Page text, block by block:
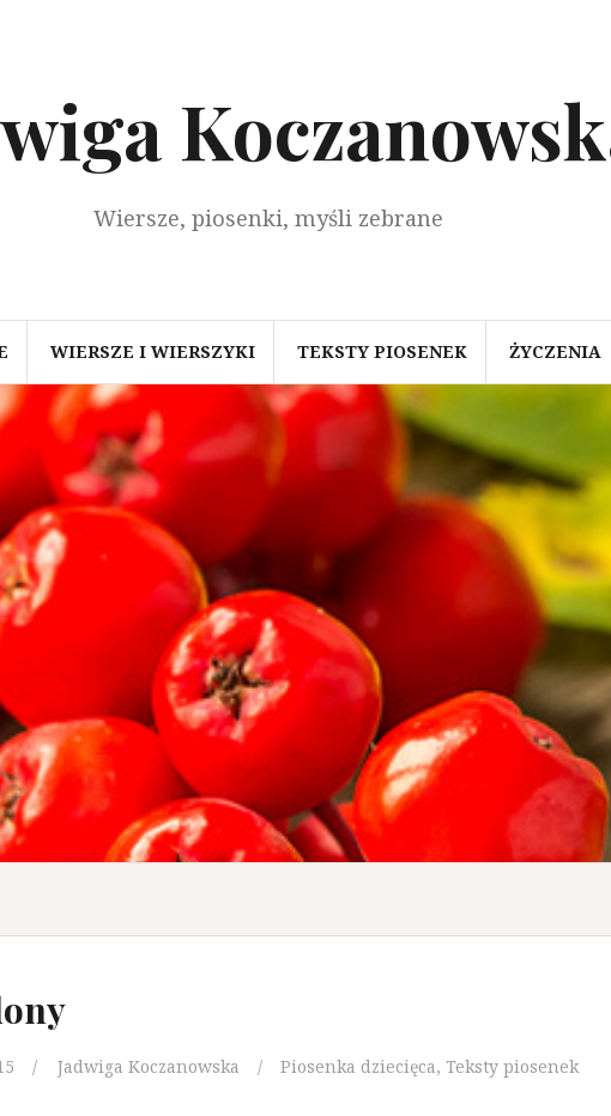
Wiersze, piosenki, myśli zebrane
WIERSZE I WIERSZYKI TEKSTY PIOSENEK ŻYCZENIA
Jadwiga Koczanowska Piosenka dziecięca, Teksty piosenek